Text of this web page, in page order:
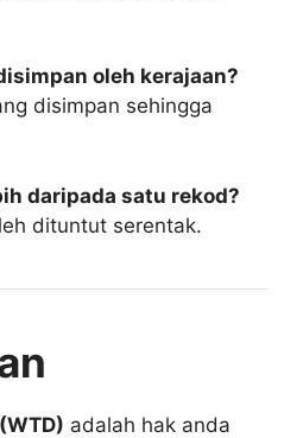
oleh kerajaan?
disimpan sehingga
daripada satu rekod?
dituntut serentak.
adalah hak anda